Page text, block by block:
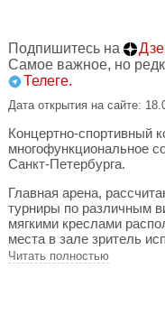
Подпишитесь на
Самое важное, но
Телеге.
Дата открытия на сайте:
Концертно-спортивный
многофункциональное
Санкт-Петербурга.
Главная арена,
турниры по различным
мягкими креслами
места в зале зритель
площадке. Сама
Читать полностью